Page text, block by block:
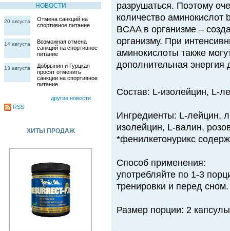
НОВОСТИ
20 августа
Отмена санкций на
спортивное питание
14 августа
Возможная отмена
санкций на спортивное
питание
13 августа
Добрынин и Гурцкая
просят отменить
санкции на спортивное
питание
другие новости
RSS
ХИТЫ ПРОДАЖ
разрушаться. Поэтому
количество аминокислот
ВCAA в организме –
организму. При
аминокислоты также
дополнительная
Состав: L-изолейцин, L-
Ингредиенты: L-лейцин,
изолейцин, L-валин,
*фенилкетонурикс
Способ применения:
употребляйте по 1-3
тренировки и перед
Размер порции: 2 капсулы